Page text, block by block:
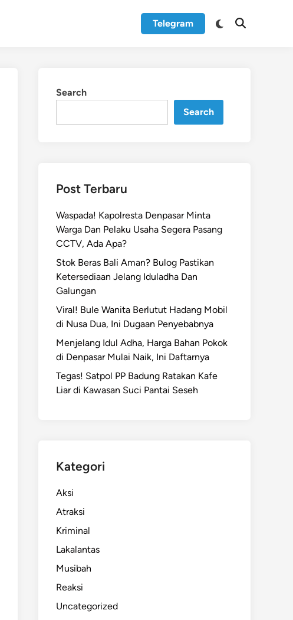
Telegram
Switch
Open
Search
Search
Post Terbaru
Waspada! Kapolresta Denpasar Minta
Warga Dan Pelaku Usaha Segera Pasang
CCTV, Ada Apa?
Stok Beras Bali Aman? Bulog Pastikan
Ketersediaan Jelang Iduladha Dan
Galungan
Viral! Bule Wanita Berlutut Hadang Mobil
di Nusa Dua, Ini Dugaan Penyebabnya
Menjelang Idul Adha, Harga Bahan Pokok
di Denpasar Mulai Naik, Ini Daftarnya
Tegas! Satpol PP Badung Ratakan Kafe
Liar di Kawasan Suci Pantai Seseh
Kategori
Aksi
Atraksi
Kriminal
Lakalantas
Musibah
Reaksi
Uncategorized